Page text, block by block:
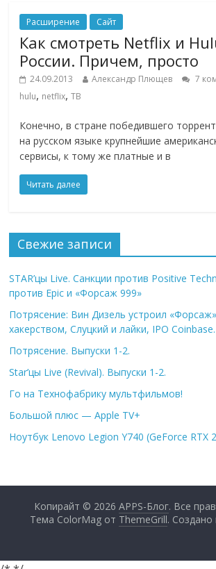
Расширение Сайт
Как смотреть Netflix и
России. Причем, просто
24.09.2013 Александр Плющев
7
hulu, netflix,ТВ
Конечно, в стране победившего
на русском языке крупнейшие
сервисы, к тому же платные и в
Читать далее
Свежие записи
STAR’цы Live. Санкции против Positive
против Epic и «Форсаж 999»
Потрясение: Вин Дизель устроил
хакерством, Слуцкий и лайки, IPO Coinbase.
Потрясение. Выпуски 1-2.
Star’цы Live (Revival). Выпуски 1-2.
Го на Технофабрику мультфильмов!
Большой плюс — Apple TV+
Ноутбук Lenovo Legion Y740 (GeForce RTX
Копирайт © 2026 APPS-Блог. Все
Тема ColorMag от ThemeGrill.